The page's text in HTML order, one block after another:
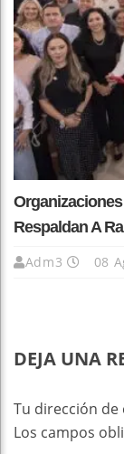
Respaldan A
Adm3 08
DEJA UNA
Tu dirección
Los campos